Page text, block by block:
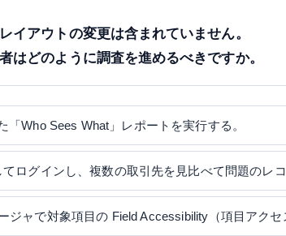
イアウトの変更は含まれていません。
はどのように調査を進めるべきですか。
「Who Sees What」レポートを実行する。
ログインし、複数の取引先を見比べて問題のレコ
ジャで対象項目の Field Accessibility（項目アクセ